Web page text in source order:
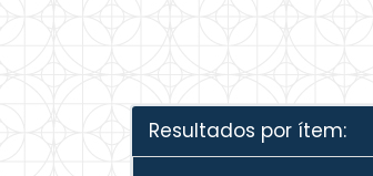
Resultados por ítem: